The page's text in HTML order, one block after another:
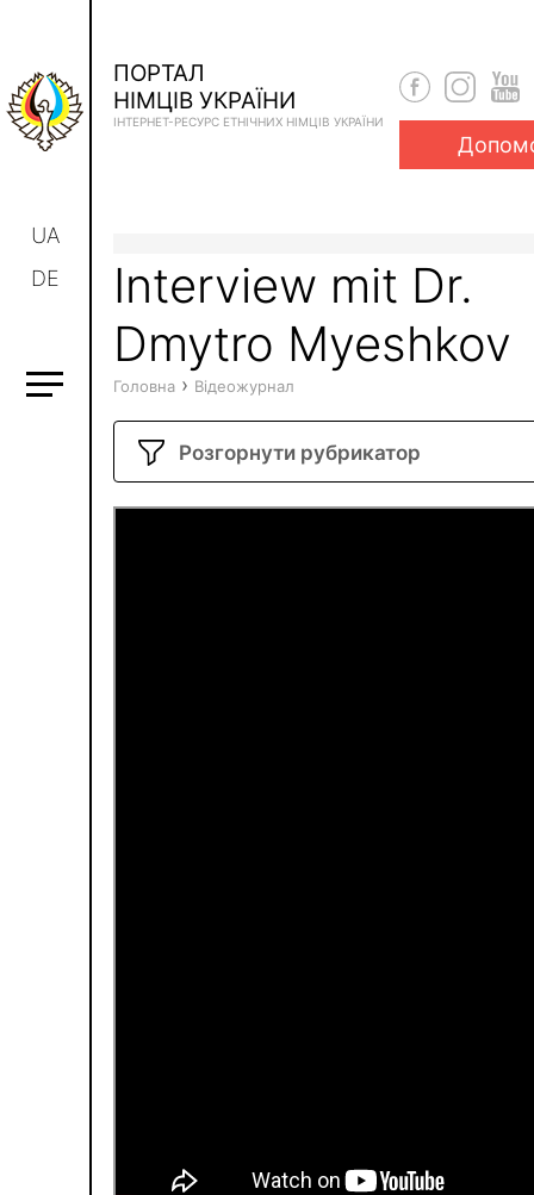
UA
DE
ПОРТАЛ
НІМЦІВ УКРАЇНИ
ІНТЕРНЕТ-РЕСУРС ЕТНІЧНИХ НІМЦІВ УКРАЇНИ
Interview mit Dr.
Dmytro Myeshkov
Головна › Відеожурнал
Розгорнути рубрикатор